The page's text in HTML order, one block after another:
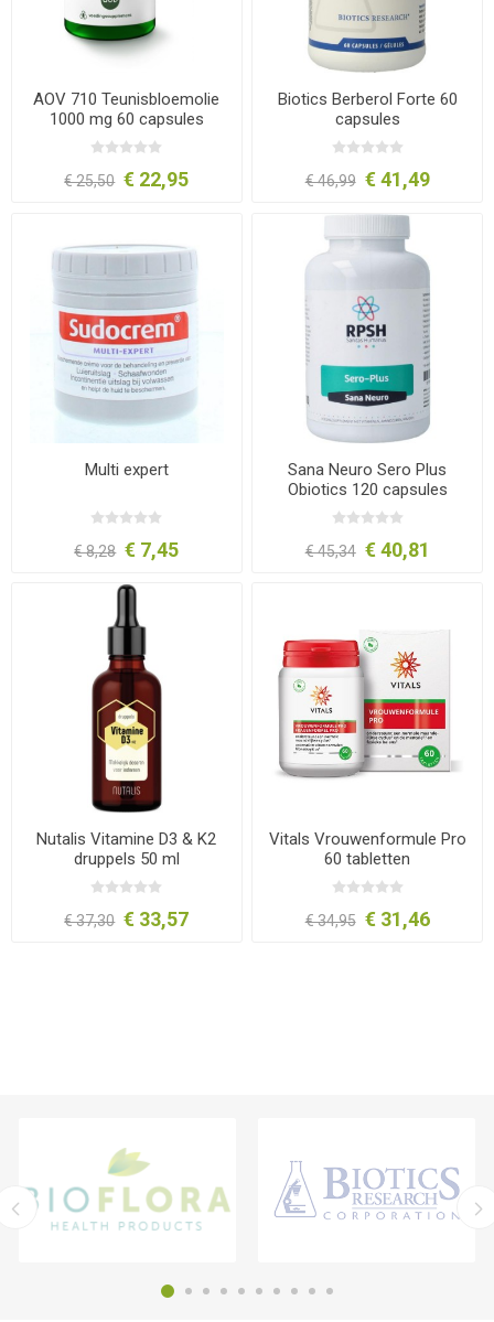
AOV 710 Teunisbloemolie
1000 mg 60 capsules
€ 25,50 € 22,95
Biotics Berberol Forte 60
capsules
€ 46,99 € 41,49
Multi expert
€ 8,28 € 7,45
Sana Neuro Sero Plus
Obiotics 120 capsules
€ 45,34 € 40,81
Nutalis Vitamine D3 & K2
druppels 50 ml
€ 37,30 € 33,57
Vitals Vrouwenformule Pro
60 tabletten
€ 34,95 € 31,46